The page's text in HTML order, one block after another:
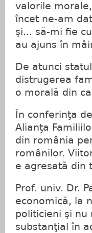
valorile
încet ne-am
şi... să-mi fie
au ajuns în
De atunci
distrugerea
o morală din
În conferinţa
Alianţa
din românia
românilor.
e agresată din
Prof. univ. Dr.
economică, la
politicieni şi nu
substanţial în